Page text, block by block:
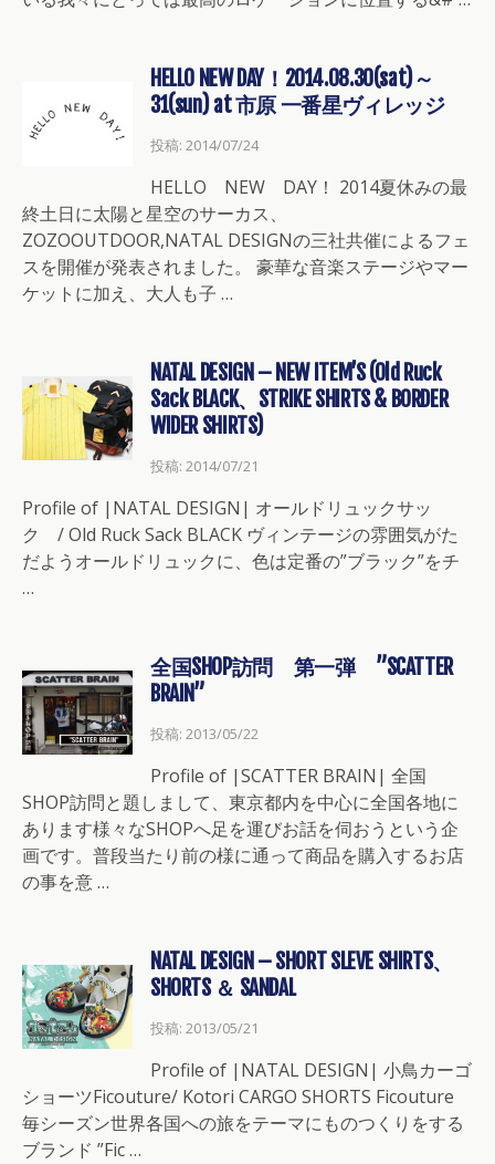
HELLO NEW DAY！2014.08.30(sat)～
31(sun) at 市原 一番星ヴィレッジ
投稿: 2014/07/24
HELLO NEW DAY！ 2014夏休みの最
終土日に太陽と星空のサーカス、
ZOZOOUTDOOR,NATAL DESIGNの三社共催によるフェ
スを開催が発表されました。 豪華な音楽ステージやマー
ケットに加え、大人も子 …
NATAL DESIGN – NEW ITEM’S (Old Ruck
Sack BLACK、STRIKE SHIRTS & BORDER
WIDER SHIRTS)
投稿: 2014/07/21
Profile of |NATAL DESIGN| オールドリュックサッ
ク / Old Ruck Sack BLACK ヴィンテージの雰囲気がた
だようオールドリュックに、色は定番の”ブラック”をチ
…
全国SHOP訪問 第一弾 ”SCATTER
BRAIN”
投稿: 2013/05/22
Profile of |SCATTER BRAIN| 全国
SHOP訪問と題しまして、東京都内を中心に全国各地に
あります様々なSHOPへ足を運びお話を伺おうという企
画です。普段当たり前の様に通って商品を購入するお店
の事を意 …
NATAL DESIGN – SHORT SLEVE SHIRTS、
SHORTS ＆ SANDAL
投稿: 2013/05/21
Profile of |NATAL DESIGN| 小鳥カーゴ
ショーツFicouture/ Kotori CARGO SHORTS Ficouture
毎シーズン世界各国への旅をテーマにものつくりをする
ブランド ”Fic …